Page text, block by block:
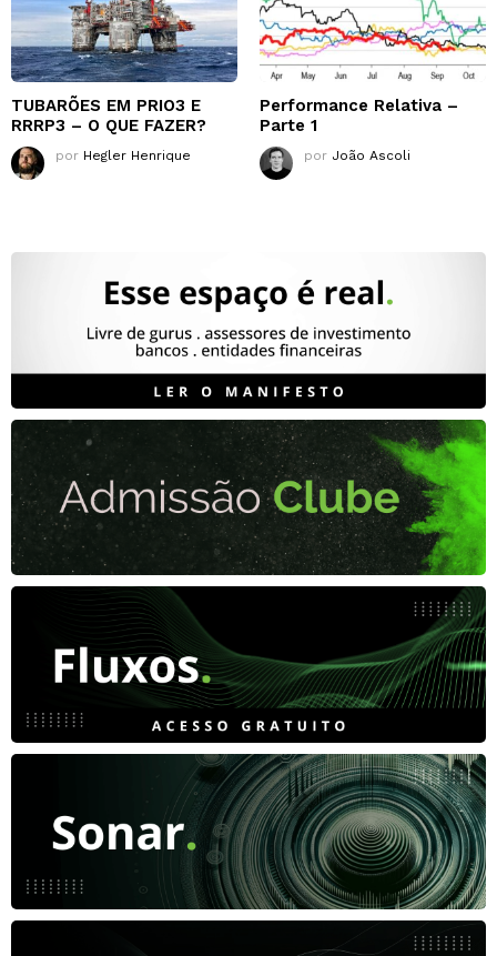
TUBARÕES EM PRIO3 E
RRRP3 – O QUE FAZER?
por Hegler Henrique
Performance Relativa –
Parte 1
por João Ascoli